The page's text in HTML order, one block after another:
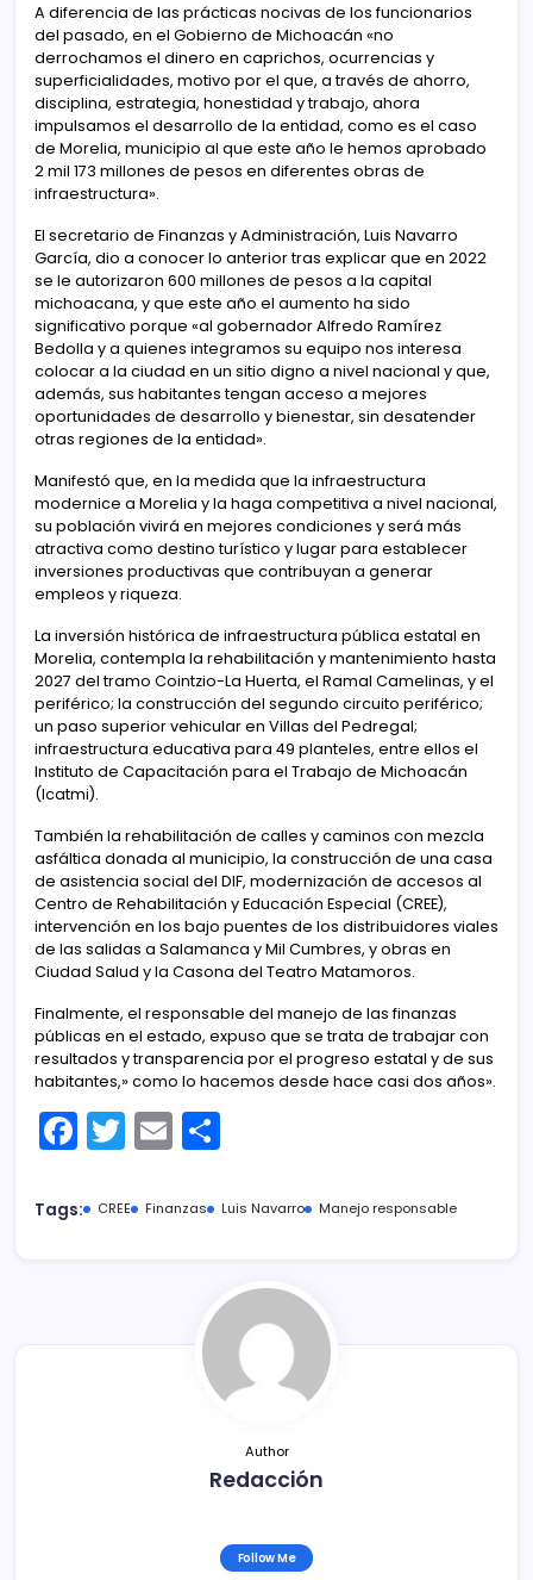
A diferencia de las prácticas nocivas de los funcionarios
del pasado, en el Gobierno de Michoacán «no
derrochamos el dinero en caprichos, ocurrencias y
superficialidades, motivo por el que, a través de ahorro,
disciplina, estrategia, honestidad y trabajo, ahora
impulsamos el desarrollo de la entidad, como es el caso
de Morelia, municipio al que este año le hemos aprobado
2 mil 173 millones de pesos en diferentes obras de
infraestructura».
El secretario de Finanzas y Administración, Luis Navarro
García, dio a conocer lo anterior tras explicar que en 2022
se le autorizaron 600 millones de pesos a la capital
michoacana, y que este año el aumento ha sido
significativo porque «al gobernador Alfredo Ramírez
Bedolla y a quienes integramos su equipo nos interesa
colocar a la ciudad en un sitio digno a nivel nacional y que,
además, sus habitantes tengan acceso a mejores
oportunidades de desarrollo y bienestar, sin desatender
otras regiones de la entidad».
Manifestó que, en la medida que la infraestructura
modernice a Morelia y la haga competitiva a nivel nacional,
su población vivirá en mejores condiciones y será más
atractiva como destino turístico y lugar para establecer
inversiones productivas que contribuyan a generar
empleos y riqueza.
La inversión histórica de infraestructura pública estatal en
Morelia, contempla la rehabilitación y mantenimiento hasta
2027 del tramo Cointzio-La Huerta, el Ramal Camelinas, y el
periférico; la construcción del segundo circuito periférico;
un paso superior vehicular en Villas del Pedregal;
infraestructura educativa para 49 planteles, entre ellos el
Instituto de Capacitación para el Trabajo de Michoacán
(Icatmi).
También la rehabilitación de calles y caminos con mezcla
asfáltica donada al municipio, la construcción de una casa
de asistencia social del DIF, modernización de accesos al
Centro de Rehabilitación y Educación Especial (CREE),
intervención en los bajo puentes de los distribuidores viales
de las salidas a Salamanca y Mil Cumbres, y obras en
Ciudad Salud y la Casona del Teatro Matamoros.
Finalmente, el responsable del manejo de las finanzas
públicas en el estado, expuso que se trata de trabajar con
resultados y transparencia por el progreso estatal y de sus
habitantes,» como lo hacemos desde hace casi dos años».
F
a
c
T
w
itt
E
m
ai m
ar
tir
Tags: CREE Finanzas Luis Navarro Manejo responsable
Author
Redacción
Follow Me